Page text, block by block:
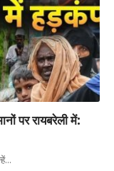
पर रायबरेली में:
…